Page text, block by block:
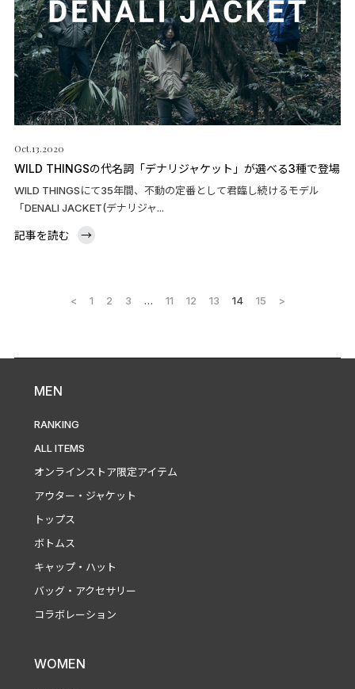
Oct.13.2020
WILD THINGSの代名詞「デナリジャケット」が選べる3種で登場
WILD THINGSにて35年間、不動の定番として君臨し続けるモデル
「DENALI JACKET(デナリジャ...
記事を読む →
< 1 2 3 … 11 12 13 14 15 >
MEN
RANKING
ALL ITEMS
オンラインストア限定アイテム
アウター・ジャケット
トップス
ボトムス
キャップ・ハット
バッグ・アクセサリー
コラボレーション
WOMEN